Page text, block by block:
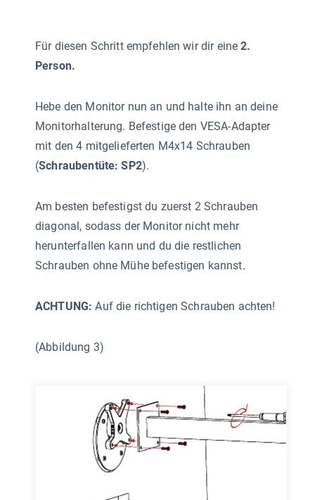
Für diesen Schritt empfehlen wir dir eine2.
Person.
Hebe den Monitor nun an und halte ihn an deine
Monitorhalterung. Befestige den VESA-Adapter
mit den 4 mitgelieferten M4x14 Schrauben
(Schraubentüte: SP2).
Am besten befestigst du zuerst 2 Schrauben
diagonal, sodass der Monitor nicht mehr
herunterfallen kann und du die restlichen
Schrauben ohne Mühe befestigen kannst.
ACHTUNG: Auf die richtigen Schrauben achten!
(Abbildung 3)